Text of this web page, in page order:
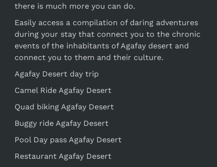
there is much more you can do.
Easily access a compilation of daring adventures
during your stay that connect you to the chronic
events of the inhabitants of Agafay desert and
connect you to them and their culture.
Agafay Desert day trip
Camel Ride Agafay Desert
Quad biking Agafay Desert
Buggy ride Agafay Desert
Pool Day pass Agafay Desert
Restaurant Agafay Desert